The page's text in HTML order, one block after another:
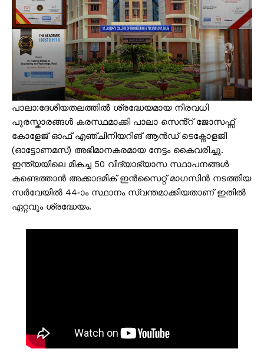
പാലാ:ദേശീയതലത്തിൽ ശ്രദ്ധേയമായ നിരവധി
പുരസ്കാരങ്ങൾ കരസ്ഥമാക്കി പാലാ സെൻ്റ് ജോസഫ്സ്
കോളേജ് ഓഫ് എഞ്ചിനിയറിങ് ആൻഡ് ടെക്നോളജി
(ഓട്ടോണമസ്) അഭിമാനകരമായ നേട്ടം കൈവരിച്ചു.
ഇന്ത്യയിലെ മികച്ച 50 വിദ്യാഭ്യാസ സ്ഥാപനങ്ങൾ
കണ്ടെത്താൻ അക്കാദമിക് ഇൻസൈറ്റ് മാഗസിൻ നടത്തിയ
സർവേയിൽ 44-ാം സ്ഥാനം സ്വന്തമാക്കിയതാണ് ഇതിൽ
ഏറ്റവും ശ്രദ്ധേയം.